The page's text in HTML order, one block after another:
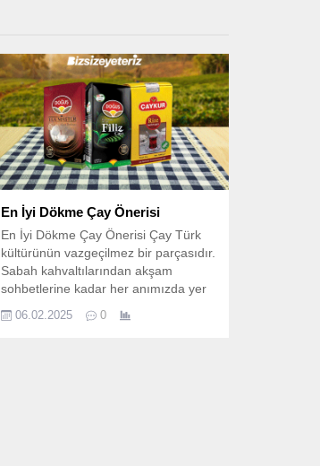
En İyi Dökme Çay Önerisi
En İyi Dökme Çay Önerisi Çay Türk
kültürünün vazgeçilmez bir parçasıdır.
Sabah kahvaltılarından akşam
sohbetlerine kadar her anımızda yer
formunda tercih edildiğinde hem
06.02.2025 0